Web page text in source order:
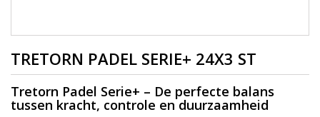
TRETORN PADEL SERIE+ 24X3 ST
Tretorn Padel Serie+ – De perfecte balans
tussen kracht, controle en duurzaamheid